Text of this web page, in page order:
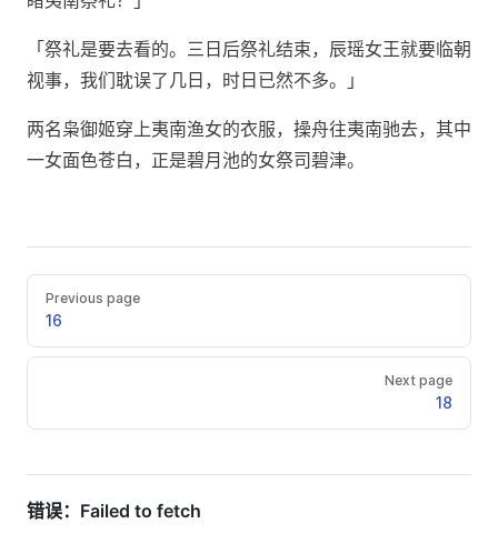
「祭礼是要去看的。三日后祭礼结束，辰瑶女王就要临朝
视事，我们耽误了几日，时日已然不多。」
两名枭御姬穿上夷南渔女的衣服，操舟往夷南驰去，其中
一女面色苍白，正是碧月池的女祭司碧津。
Previous page
16
Next page
18